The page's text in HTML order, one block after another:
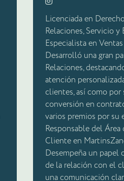
Licenciada en
Relaciones, Servicio
Especialista en
Desarrolló una gran
Relaciones,
atención
clientes, así como por
conversión en
varios premios por su
Responsable del
Cliente en
Desempeña un
de la relación con el
una comunicación